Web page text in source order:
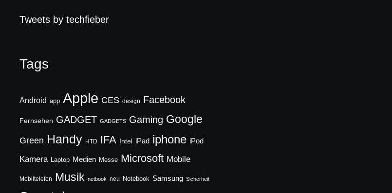
Tweets by techfieber
Tags
Android app Apple CES design Facebook
Fernsehen GADGET GADGETS Gaming Google
Green Handy HTD IFA Intel iPad iphone iPod
Kamera Laptop Medien Messe Microsoft Mobile
Mobiltelefon Musik netbook neu Notebook Samsung Sicherheit